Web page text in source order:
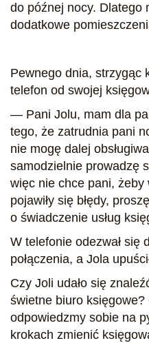
do późnej nocy. Dlatego
dodatkowe
Pewnego dnia, strzygąc
telefon od swojej
— Pani Jolu, mam dla
tego, że zatrudnia pani
nie mogę dalej
samodzielnie prowadzę
więc nie chce pani, żeby
pojawiły się błędy,
o świadczenie usług
W telefonie odezwał się
połączenia, a Jola
Czy Joli udało się
świetne biuro
odpowiedzmy sobie na
krokach zmienić